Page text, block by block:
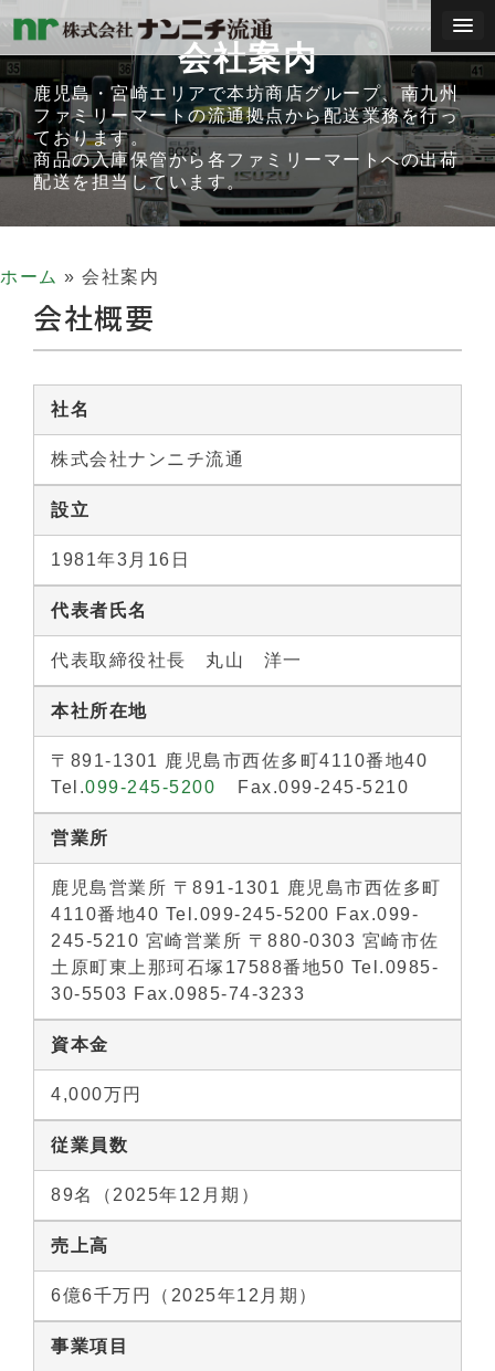
コ
ン
テ
ン
ツ
ス
会社案内
鹿児島・宮崎エリアで本坊商店グループ、南九州
ファミリーマートの流通拠点から配送業務を行っ
ております。
商品の入庫保管から各ファミリーマートへの出荷
配送を担当しています。
ホーム » 会社案内
会社概要
社名
株式会社ナンニチ流通
設立
1981年3月16日
代表者氏名
代表取締役社長 丸山 洋一
本社所在地
〒891-1301 鹿児島市西佐多町4110番地40
Tel.099-245-5200 Fax.099-245-5210
営業所
鹿児島営業所 〒891-1301 鹿児島市西佐多町
4110番地40 Tel.099-245-5200 Fax.099-
245-5210 宮崎営業所 〒880-0303 宮崎市佐
土原町東上那珂石塚17588番地50 Tel.0985-
30-5503 Fax.0985-74-3233
資本金
4,000万円
従業員数
89名（2025年12月期）
売上高
6億6千万円（2025年12月期）
事業項目